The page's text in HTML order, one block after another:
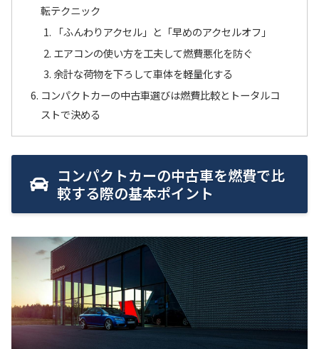
転テクニック
「ふんわりアクセル」と「早めのアクセルオフ」
エアコンの使い方を工夫して燃費悪化を防ぐ
余計な荷物を下ろして車体を軽量化する
コンパクトカーの中古車選びは燃費比較とトータルコ
ストで決める
コンパクトカーの中古車を燃費で比
較する際の基本ポイント